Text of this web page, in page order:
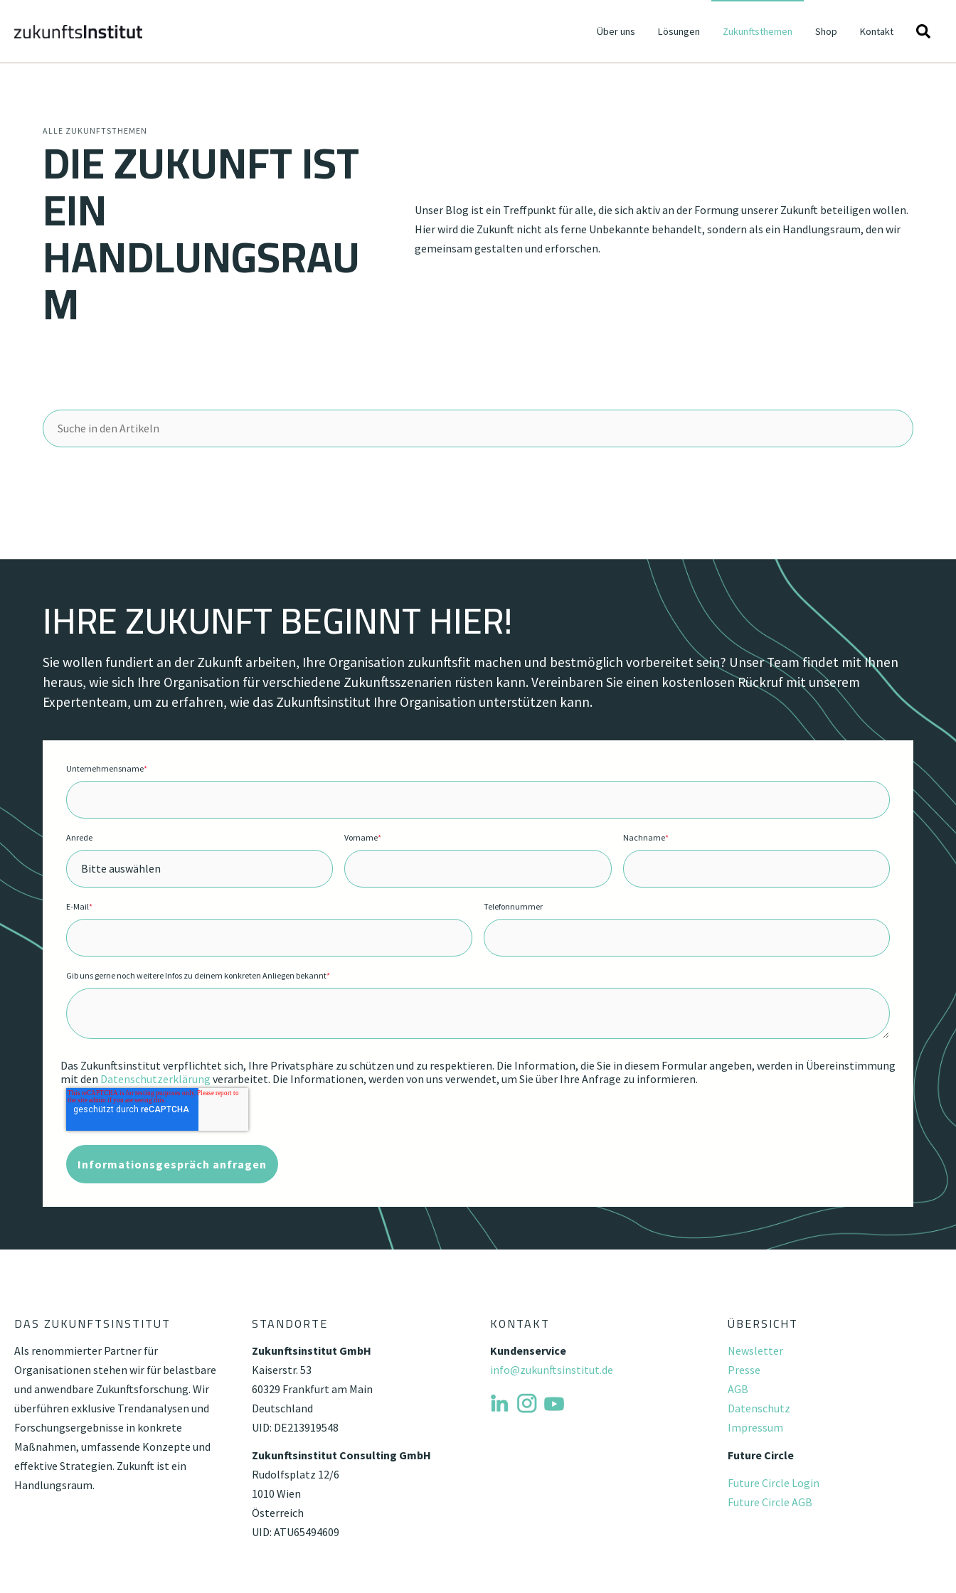
Über uns Lösungen Zukunftsthemen
Gesundheit
Globalisierung
Shop Kontakt
ALLE ZUKUNFTSTHEMEN
DIE ZUKUNFT IST
EIN
HANDLUNGSRAU
M
Unser Blog ist ein Treffpunkt für alle, die sich aktiv an der Formung unserer Zukunft beteiligen wollen.
Hier wird die Zukunft nicht als ferne Unbekannte behandelt, sondern als ein Handlungsraum, den wir
gemeinsam gestalten und erforschen.
IHRE ZUKUNFT BEGINNT HIER!
Sie wollen fundiert an der Zukunft arbeiten, Ihre Organisation zukunftsfit machen und bestmöglich vorbereitet sein? Unser Team findet mit Ihnen
heraus, wie sich Ihre Organisation für verschiedene Zukunftsszenarien rüsten kann. Vereinbaren Sie einen kostenlosen Rückruf mit unserem
Expertenteam, um zu erfahren, wie das Zukunftsinstitut Ihre Organisation unterstützen kann.
Unternehmensname*
Anrede Vorname* Nachname*
E-Mail* Telefonnummer
Gib uns gerne noch weitere Infos zu deinem konkreten Anliegen bekannt*
Das Zukunftsinstitut verpflichtet sich, Ihre Privatsphäre zu schützen und zu respektieren. Die Information, die Sie in diesem Formular angeben, werden in Übereinstimmung
mit den Datenschutzerklärung verarbeitet. Die Informationen, werden von uns verwendet, um Sie über Ihre Anfrage zu informieren.
DAS ZUKUNFTSINSTITUT
Als renommierter Partner für
Organisationen stehen wir für belastbare
und anwendbare Zukunftsforschung. Wir
überführen exklusive Trendanalysen und
Forschungsergebnisse in konkrete
Maßnahmen, umfassende Konzepte und
effektive Strategien. Zukunft ist ein
Handlungsraum.
STANDORTE
Zukunftsinstitut GmbH
Kaiserstr. 53
60329 Frankfurt am Main
Deutschland
UID: DE213919548
Zukunftsinstitut Consulting GmbH
Rudolfsplatz 12/6
1010 Wien
Österreich
UID: ATU65494609
KONTAKT
Kundenservice
info@zukunftsinstitut.de
ÜBERSICHT
Newsletter
Presse
AGB
Datenschutz
Impressum
Future Circle
Future Circle Login
Future Circle AGB